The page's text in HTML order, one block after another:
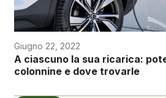
Giugno 22, 2022
A ciascuno la sua ricarica:
colonnine e dove trovarle